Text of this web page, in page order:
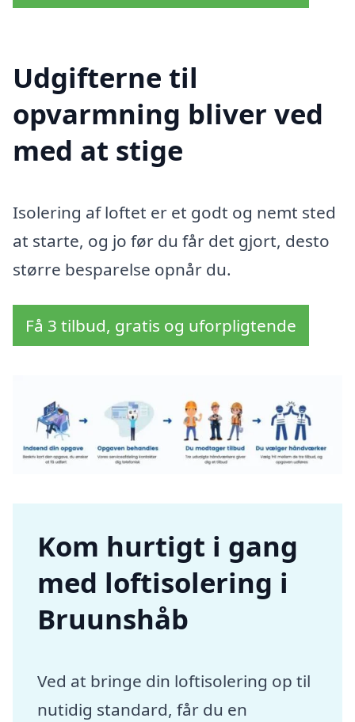
Udgifterne til
opvarmning bliver ved
med at stige
Isolering af loftet er et godt og nemt sted
at starte, og jo før du får det gjort, desto
større besparelse opnår du.
Få 3 tilbud, gratis og uforpligtende
Kom hurtigt i gang
med loftisolering i
Bruunshåb
Ved at bringe din loftisolering op til
nutidig standard, får du en